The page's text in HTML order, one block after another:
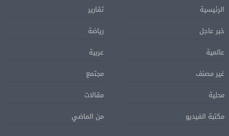
الرئيسية
تقارير
خبر عاجل
رياضة
عالمية
عربية
غير مصنف
مجتمع
محلية
مقالات
مكتبة الفيديو
من الماضي